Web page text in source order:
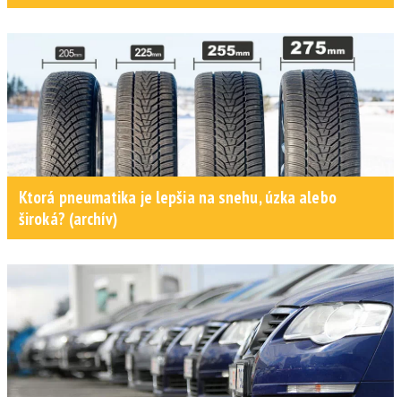
Ktorá pneumatika je lepšia na snehu, úzka alebo
široká? (archív)